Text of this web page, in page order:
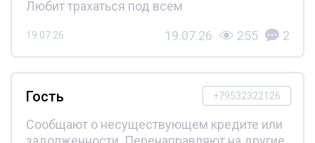
Любит трахаться под всем
19.07.26 19.07.26 255 2
+79532322126
Гость
Сообщают о несуществующем кредите или